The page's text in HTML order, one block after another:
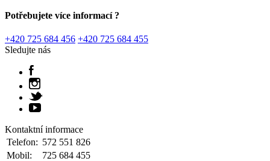
Potřebujete více informací ?
+420 725 684 456 +420 725 684 455
Sledujte nás
Kontaktní informace
Telefon: 572 551 826
Mobil:
725 684 455